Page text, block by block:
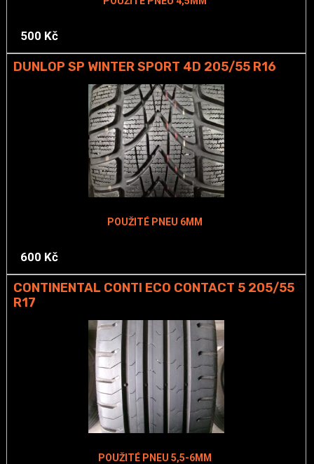
500 Kč
DUNLOP SP WINTER SPORT 4D 205/55 R16
POUŽITÉ PNEU 6MM
600 Kč
CONTINENTAL CONTI ECO CONTACT 5 205/55
R17
POUŽITÉ PNEU 5,5-6MM